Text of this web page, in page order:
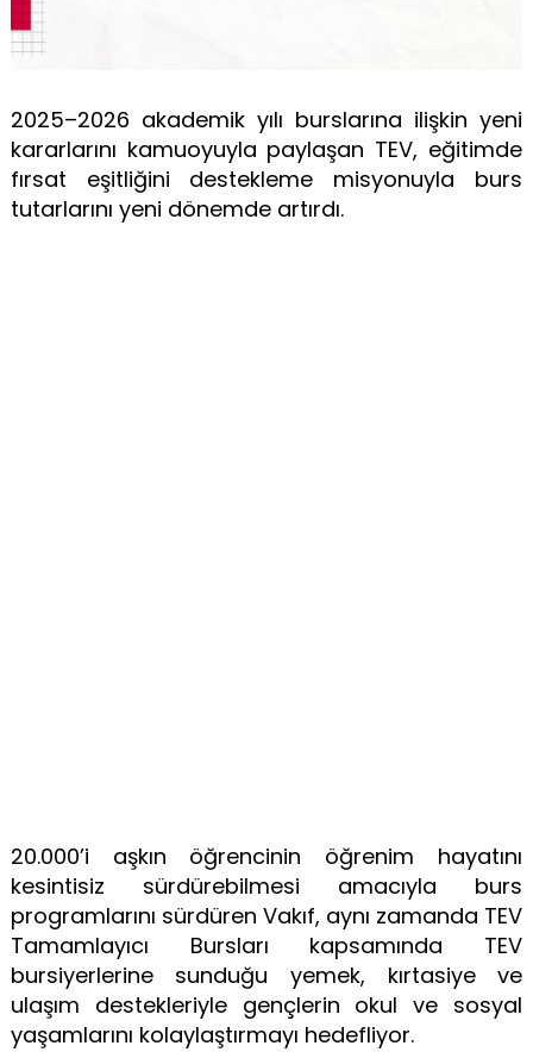
2025–2026 akademik yılı burslarına ilişkin yeni
kararlarını kamuoyuyla paylaşan TEV, eğitimde
fırsat eşitliğini destekleme misyonuyla burs
tutarlarını yeni dönemde artırdı.
20.000’i aşkın öğrencinin öğrenim hayatını
kesintisiz sürdürebilmesi amacıyla burs
programlarını sürdüren Vakıf, aynı zamanda TEV
Tamamlayıcı Bursları kapsamında TEV
bursiyerlerine sunduğu yemek, kırtasiye ve
ulaşım destekleriyle gençlerin okul ve sosyal
yaşamlarını kolaylaştırmayı hedefliyor.